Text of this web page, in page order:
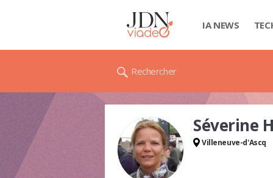
IA NEWS
Rechercher
Séverine
Villeneuve-d'Ascq